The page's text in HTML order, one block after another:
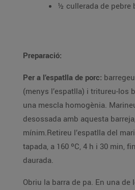
½ cullerada de pebre
Preparació:
Per a l’espatlla de porc: barregeu tots
(menys l’espatlla) i tritureu-los
una mescla homogènia. Marineu l’espatlla
desossada amb aquesta barreja, 12 h
mínim.Retireu l’espatlla del
tapada, a 160 ºC, 4 h i 30 min,
daurada.
Obriu la barra de pa. En una de